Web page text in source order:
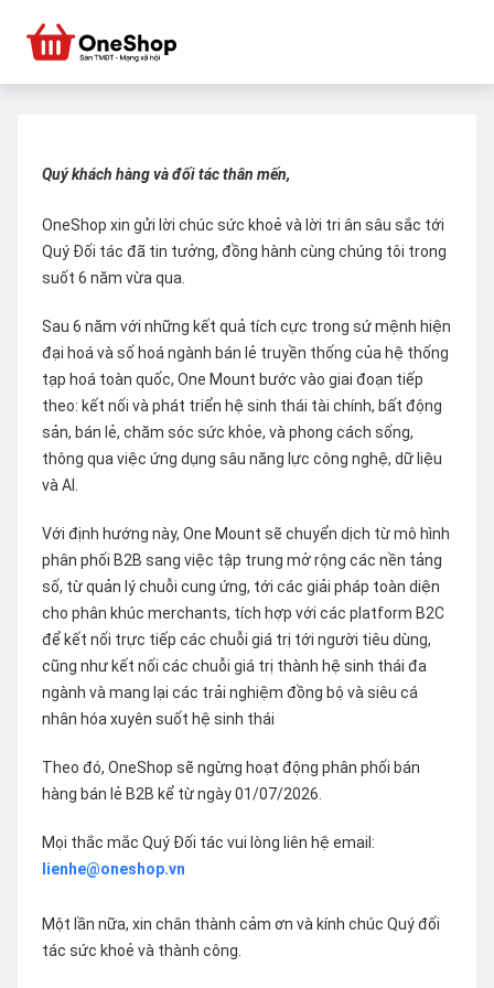
Quý khách hàng và đối tác thân mến,
OneShop xin gửi lời chúc sức khoẻ và lời tri ân sâu sắc tới
Quý Đối tác đã tin tưởng, đồng hành cùng chúng tôi trong
suốt 6 năm vừa qua.
Sau 6 năm với những kết quả tích cực trong sứ mệnh hiện
đại hoá và số hoá ngành bán lẻ truyền thống của hệ thống
tạp hoá toàn quốc, One Mount bước vào giai đoạn tiếp
theo: kết nối và phát triển hệ sinh thái tài chính, bất động
sản, bán lẻ, chăm sóc sức khỏe, và phong cách sống,
thông qua việc ứng dụng sâu năng lực công nghệ, dữ liệu
và AI.
Với định hướng này, One Mount sẽ chuyển dịch từ mô hình
phân phối B2B sang việc tập trung mở rộng các nền tảng
số, từ quản lý chuỗi cung ứng, tới các giải pháp toàn diện
cho phân khúc merchants, tích hợp với các platform B2C
để kết nối trực tiếp các chuỗi giá trị tới người tiêu dùng,
cũng như kết nối các chuỗi giá trị thành hệ sinh thái đa
ngành và mang lại các trải nghiệm đồng bộ và siêu cá
nhân hóa xuyên suốt hệ sinh thái
Theo đó, OneShop sẽ ngừng hoạt động phân phối bán
hàng bán lẻ B2B kể từ ngày 01/07/2026.
Mọi thắc mắc Quý Đối tác vui lòng liên hệ email:
lienhe@oneshop.vn
Một lần nữa, xin chân thành cảm ơn và kính chúc Quý đối
tác sức khoẻ và thành công.